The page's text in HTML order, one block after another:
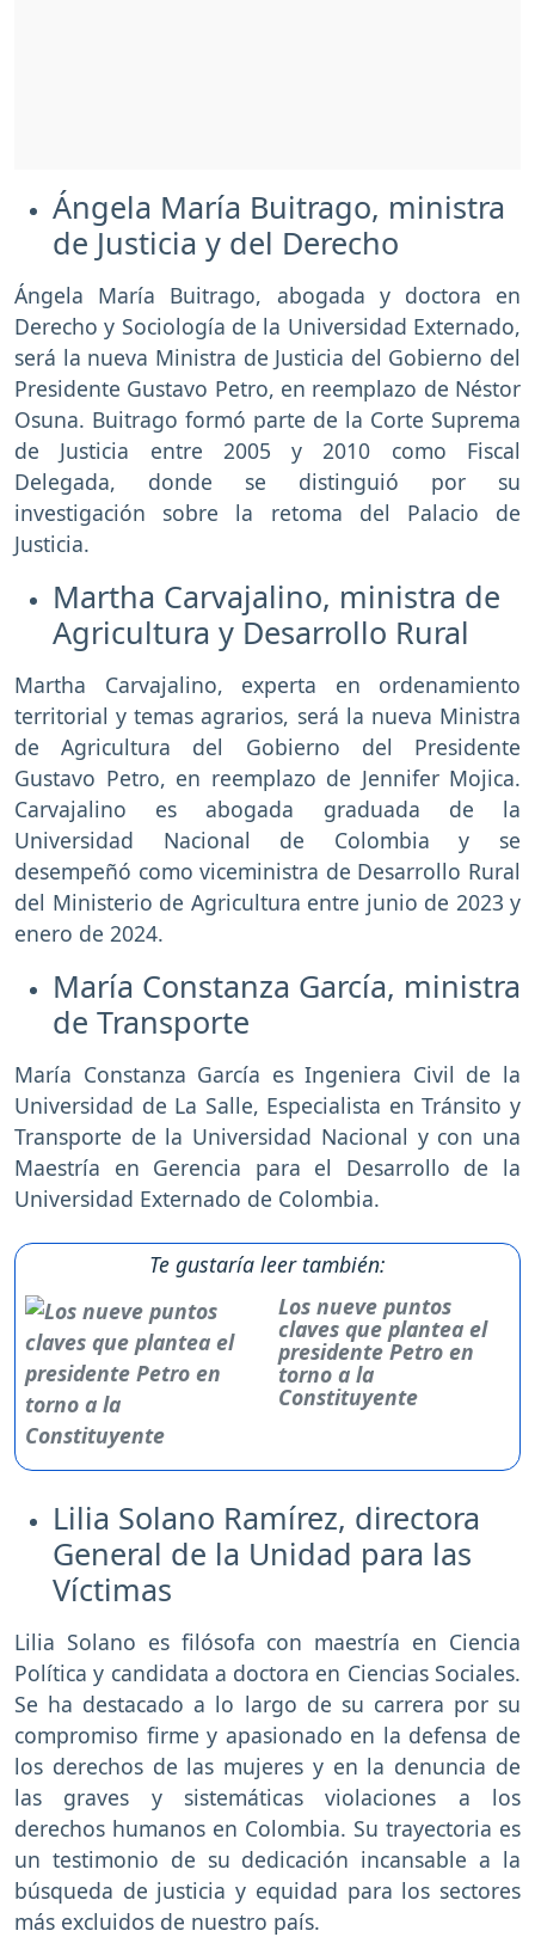
Ángela María Buitrago, ministra
de Justicia y del Derecho
Ángela María Buitrago, abogada y doctora en
Derecho y Sociología de la Universidad Externado,
será la nueva Ministra de Justicia del Gobierno del
Presidente Gustavo Petro, en reemplazo de Néstor
Osuna. Buitrago formó parte de la Corte Suprema
de Justicia entre 2005 y 2010 como Fiscal
Delegada, donde se distinguió por su
investigación sobre la retoma del Palacio de
Justicia.
Martha Carvajalino, ministra de
Agricultura y Desarrollo Rural
Martha Carvajalino, experta en ordenamiento
territorial y temas agrarios, será la nueva Ministra
de Agricultura del Gobierno del Presidente
Gustavo Petro, en reemplazo de Jennifer Mojica.
Carvajalino es abogada graduada de la
Universidad Nacional de Colombia y se
desempeñó como viceministra de Desarrollo Rural
del Ministerio de Agricultura entre junio de 2023 y
enero de 2024.
María Constanza García, ministra
de Transporte
María Constanza García es Ingeniera Civil de la
Universidad de La Salle, Especialista en Tránsito y
Transporte de la Universidad Nacional y con una
Maestría en Gerencia para el Desarrollo de la
Universidad Externado de Colombia.
Te gustaría leer también:
Los nueve puntos
claves que plantea el
presidente Petro en
torno a la
Constituyente
Lilia Solano Ramírez, directora
General de la Unidad para las
Víctimas
Lilia Solano es filósofa con maestría en Ciencia
Política y candidata a doctora en Ciencias Sociales.
Se ha destacado a lo largo de su carrera por su
compromiso firme y apasionado en la defensa de
los derechos de las mujeres y en la denuncia de
las graves y sistemáticas violaciones a los
derechos humanos en Colombia. Su trayectoria es
un testimonio de su dedicación incansable a la
búsqueda de justicia y equidad para los sectores
más excluidos de nuestro país.